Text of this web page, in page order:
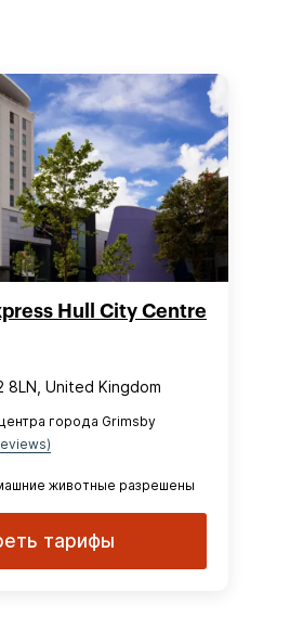
Hull City Centre
8LN, United Kingdom
города Grimsby
животные разрешены
тарифы